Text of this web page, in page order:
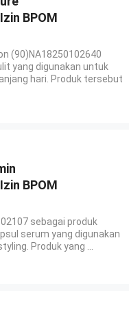
BPOM
(90)NA18250102640
yang digunakan untuk
hari. Produk tersebut
BPOM
sebagai produk
serum yang digunakan
Produk yang ...